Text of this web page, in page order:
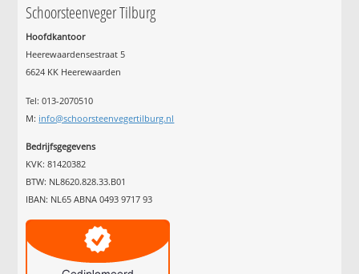
Schoorsteenveger Tilburg
Hoofdkantoor
Heerewaardensestraat 5
6624 KK Heerewaarden
Tel: 013-2070510
M: info@schoorsteenvegertilburg.nl
Bedrijfsgegevens
KVK: 81420382
BTW: NL8620.828.33.B01
IBAN: NL65 ABNA 0493 9717 93